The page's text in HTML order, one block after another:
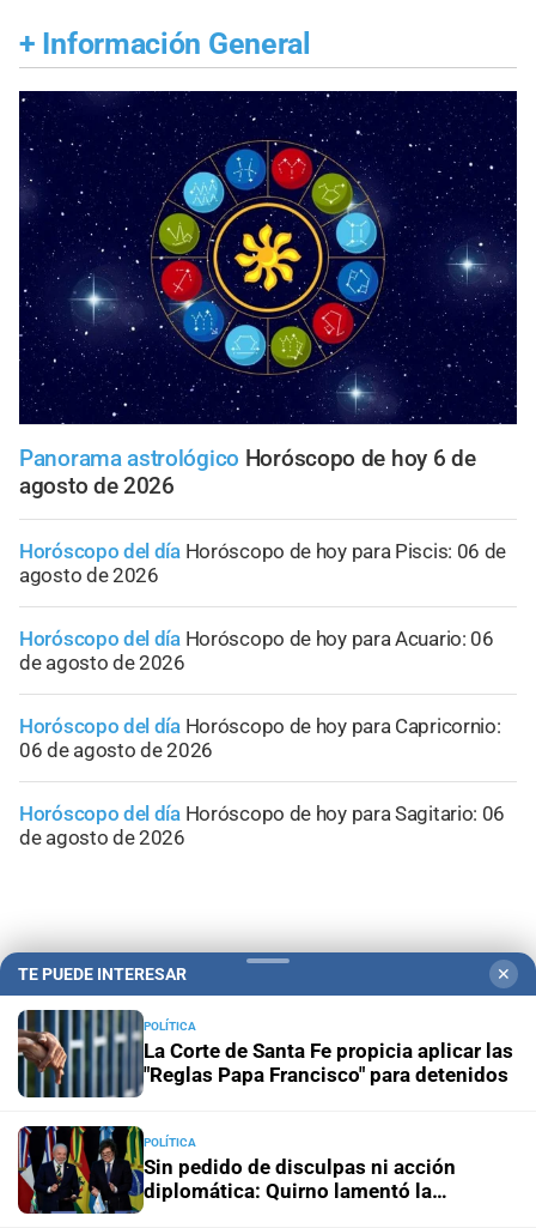
+ Información General
Panorama astrológico Horóscopo de hoy 6 de
agosto de 2026
Horóscopo del día Horóscopo de hoy para Piscis: 06 de
agosto de 2026
Horóscopo del día Horóscopo de hoy para Acuario: 06
de agosto de 2026
Horóscopo del día Horóscopo de hoy para Capricornio:
06 de agosto de 2026
Horóscopo del día Horóscopo de hoy para Sagitario: 06
de agosto de 2026
Campolitoral Revista Nosotros Clasificados CYD Litoral
TE PUEDE INTERESAR ✕
POLÍTICA
La Corte de Santa Fe propicia aplicar las
"Reglas Papa Francisco" para detenidos
POLÍTICA
Sin pedido de disculpas ni acción
diplomática: Quirno lamentó la